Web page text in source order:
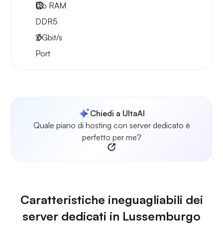
1Tb RAM
DDR5
2Gbit/s
Port
Chiedi a UltaAI
Quale piano di hosting con server dedicato è
perfetto per me?
Caratteristiche ineguagliabili dei
server dedicati in Lussemburgo